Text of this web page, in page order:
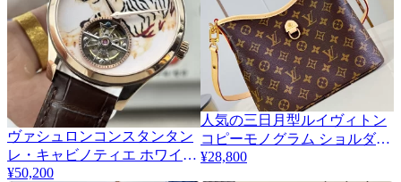
4ヴァシュロンコンスタンタン
レ・キャビノティエ ホワイト
タイガー時計コピー 134118
¥50,200
人気の三日月型ルイヴィトン
コピーモノグラム ショルダー
バッグ／クロスボディバッグ
¥28,800